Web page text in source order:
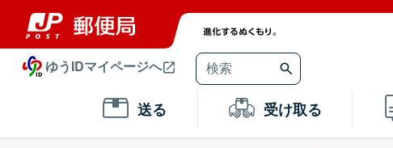
ゆうIDマイページへ
送る 受け取る